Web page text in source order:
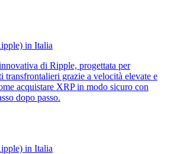
in Italia
di Ripple, progettata per
transfrontalieri grazie a velocità elevate e
acquistare XRP in modo sicuro con
dopo passo.
in Italia